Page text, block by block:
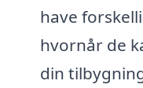
have
hvornår de
din